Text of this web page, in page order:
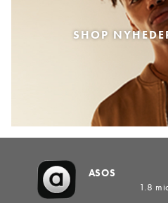
SHOP
ASOS
1.8